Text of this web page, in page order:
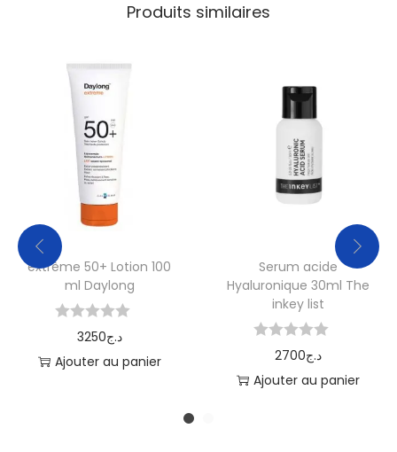
Produits similaires
extrème 50+ Lotion 100
ml Daylong
3250د.ج
Ajouter au panier
Serum acide
Hyaluronique 30ml The
inkey list
2700د.ج
Ajouter au panier